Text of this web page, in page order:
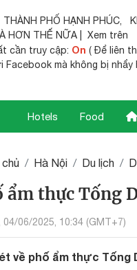
THÀNH PHỐ HẠNH PHÚC,
HƠN THẾ NỮA | Xem trên
cần truy cập: On ( Để liên
Facebook mà không bị nhẩy
Hotels Food
chủ Hà Nội Du lịch
ẩm thực Tống
04/06/2025, 10:34 (GMT+7)
về phố ẩm thực Tống